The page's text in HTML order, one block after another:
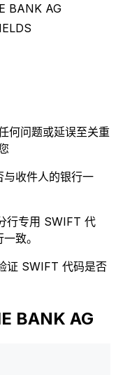
BANK AG
何问题或延误至关重
收件人的银行一
行专用 SWIFT 代
致。
证 SWIFT 代码是否
BANK AG